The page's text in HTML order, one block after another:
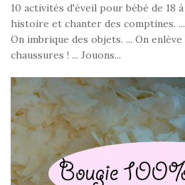
10 activités d'éveil pour bébé de 18
histoire et chanter des comptines. ...
On imbrique des objets. ... On
chaussures ! ... Jouons...